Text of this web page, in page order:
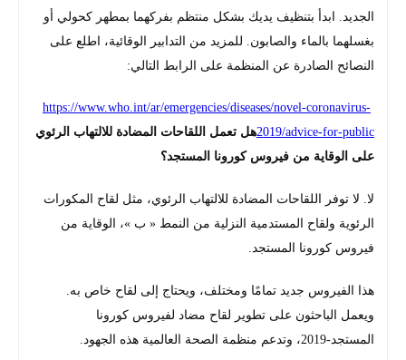
الجديد. ابدأ بتنظيف يديك بشكل منتظم بفركهما بمطهر كحولي أو
بغسلهما بالماء والصابون. للمزيد من التدابير الوقائية، اطلع على
النصائح الصادرة عن المنظمة على الرابط التالي:
https://www.who.int/ar/emergencies/diseases/novel-coronavirus-
2019/advice-for-publicهل تعمل اللقاحات المضادة للالتهاب الرئوي
على الوقاية من فيروس كورونا المستجد؟
لا. لا توفر اللقاحات المضادة للالتهاب الرئوي، مثل لقاح المكورات
الرئوية ولقاح المستدمية النزلية من النمط « ب »، الوقاية من
فيروس كورونا المستجد.
هذا الفيروس جديد تمامًا ومختلف، ويحتاج إلى لقاح خاص به.
ويعمل الباحثون على تطوير لقاح مضاد لفيروس كورونا
المستجد-2019، وتدعم منظمة الصحة العالمية هذه الجهود.